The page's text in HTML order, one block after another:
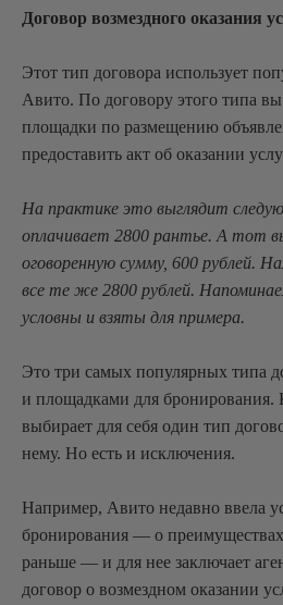
Договор возмездного оказания
Этот тип договора использует
Авито. По договору этого типа вы
площадки по размещению
предоставить акт об оказании
На практике это выглядит
оплачивает 2800 рантье. А тот
оговоренную сумму, 600 рублей.
все те же 2800 рублей.
условны и взяты для примера.
Это три самых популярных типа
и площадками для бронирования.
выбирает для себя один тип
нему. Но есть и исключения.
Например, Авито недавно ввела
бронирования — о
раньше — и для нее заключает
договор о возмездном оказании